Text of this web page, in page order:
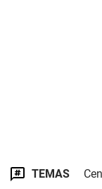
TEMAS